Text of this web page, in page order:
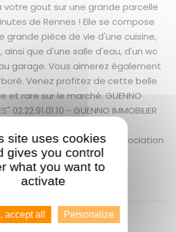
votre gout sur une grande parcelle
de Rennes ! Elle se compose
grande pièce de vie d'une cuisine,
que d'une salle d'eau, d'un wc
garage. Vous aimerez également
Venez profitez de cette belle
et rare sur le marché. GUENNO
02.22.91.01.10 - GUENNO IMMOBILIER
PLUS GRAND CHOIX DE BIEN
+ 5.52 % honoraires de négociation
site uses cookies
gives you control
what you want to
activate
accept all Personalize